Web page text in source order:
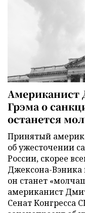
Американист
Грэма о
останется
Принятый
об ужесточении
России, скорее
Джексона-Вэника
он станет
американист
Сенат Конгресса